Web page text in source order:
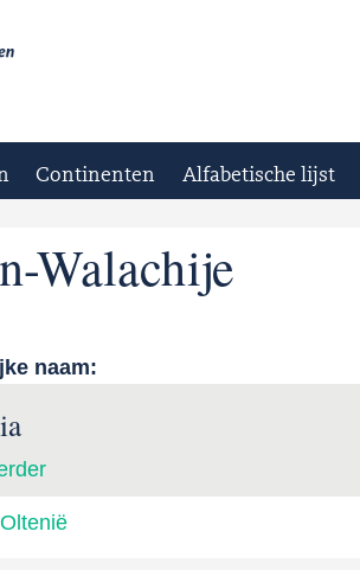
Continenten Alfabetische lijst
Walachije
naam:
Oltenië